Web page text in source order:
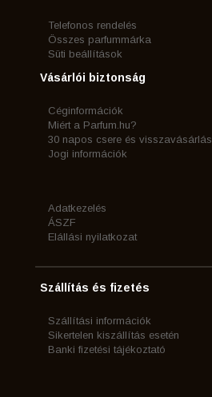
Telefonos rendelés
Összes parfummárka
Süti beállítások
Vásárlói biztonság
Céginformációk
Miért a Parfum.hu?
30 napos csere és visszavásárlás
Jogi információk
Adatkezelés
ÁSZF
Elállási nyilatkozat
Szállítás és fizetés
Szállítási információk
Sikertelen kiszállítás esetén
Banki fizetési tájékoztató